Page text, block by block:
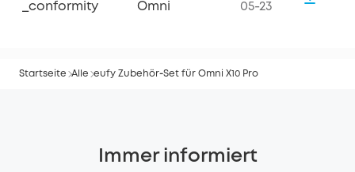
_conformity
Omni
05-23
Startseite Alle eufy Zubehör‑Set für Omni X10 Pro
Immer informiert